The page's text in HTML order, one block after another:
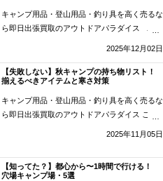
キャンプ用品・登山用品・釣り具を高く売るな
ら即日出張買取のアウトドアパラダイス こん
不自由な自然環境のなかで使える道具を選び、
メニュ …“キャンプde “ごはん” は、何食べた
い？ アウトドア料理が楽しい調理道具たち
【在庫紹介】” の続きを読む
2025年12月02日
【失敗しない】秋キャンプの持ち物リスト！
揃えるべきアイテムと寒さ対策
キャンプ用品・登山用品・釣り具を高く売るな
ら即日出張買取のアウトドアパラダイス こん
のシーズンがもっとも多いとされています。
ではなぜ秋 …“【失敗しない】秋キャンプの持
2025年11月05日
【知ってた？】都心から〜1時間で行ける！
穴場キャンプ場・5選